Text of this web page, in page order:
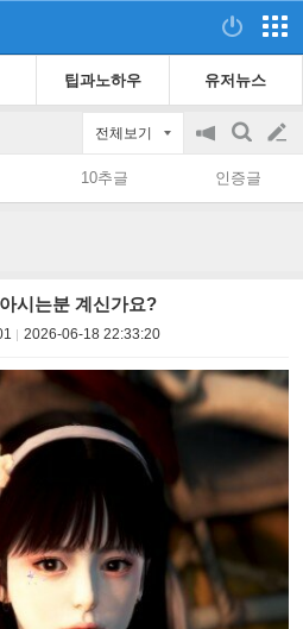
팁과노하우 유저뉴스
전체보기
공
on/off
검
색
글
쓰
10추글 인증글
시는분 계신가요?
2026-06-18 22:33:20